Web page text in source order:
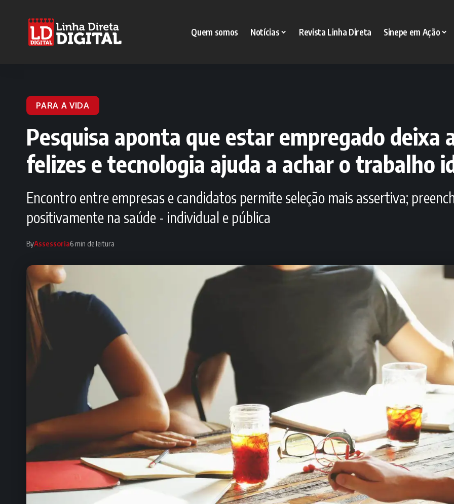
Quem somos Notícias Revista Linha Direta Sinepe em Ação
PARA A VIDA
Pesquisa aponta que estar empregado deixa
felizes e tecnologia ajuda a achar o trabalho
Encontro entre empresas e candidatos permite seleção mais assertiva;
positivamente na saúde - individual e pública
ByAssessoria6 min de leitura